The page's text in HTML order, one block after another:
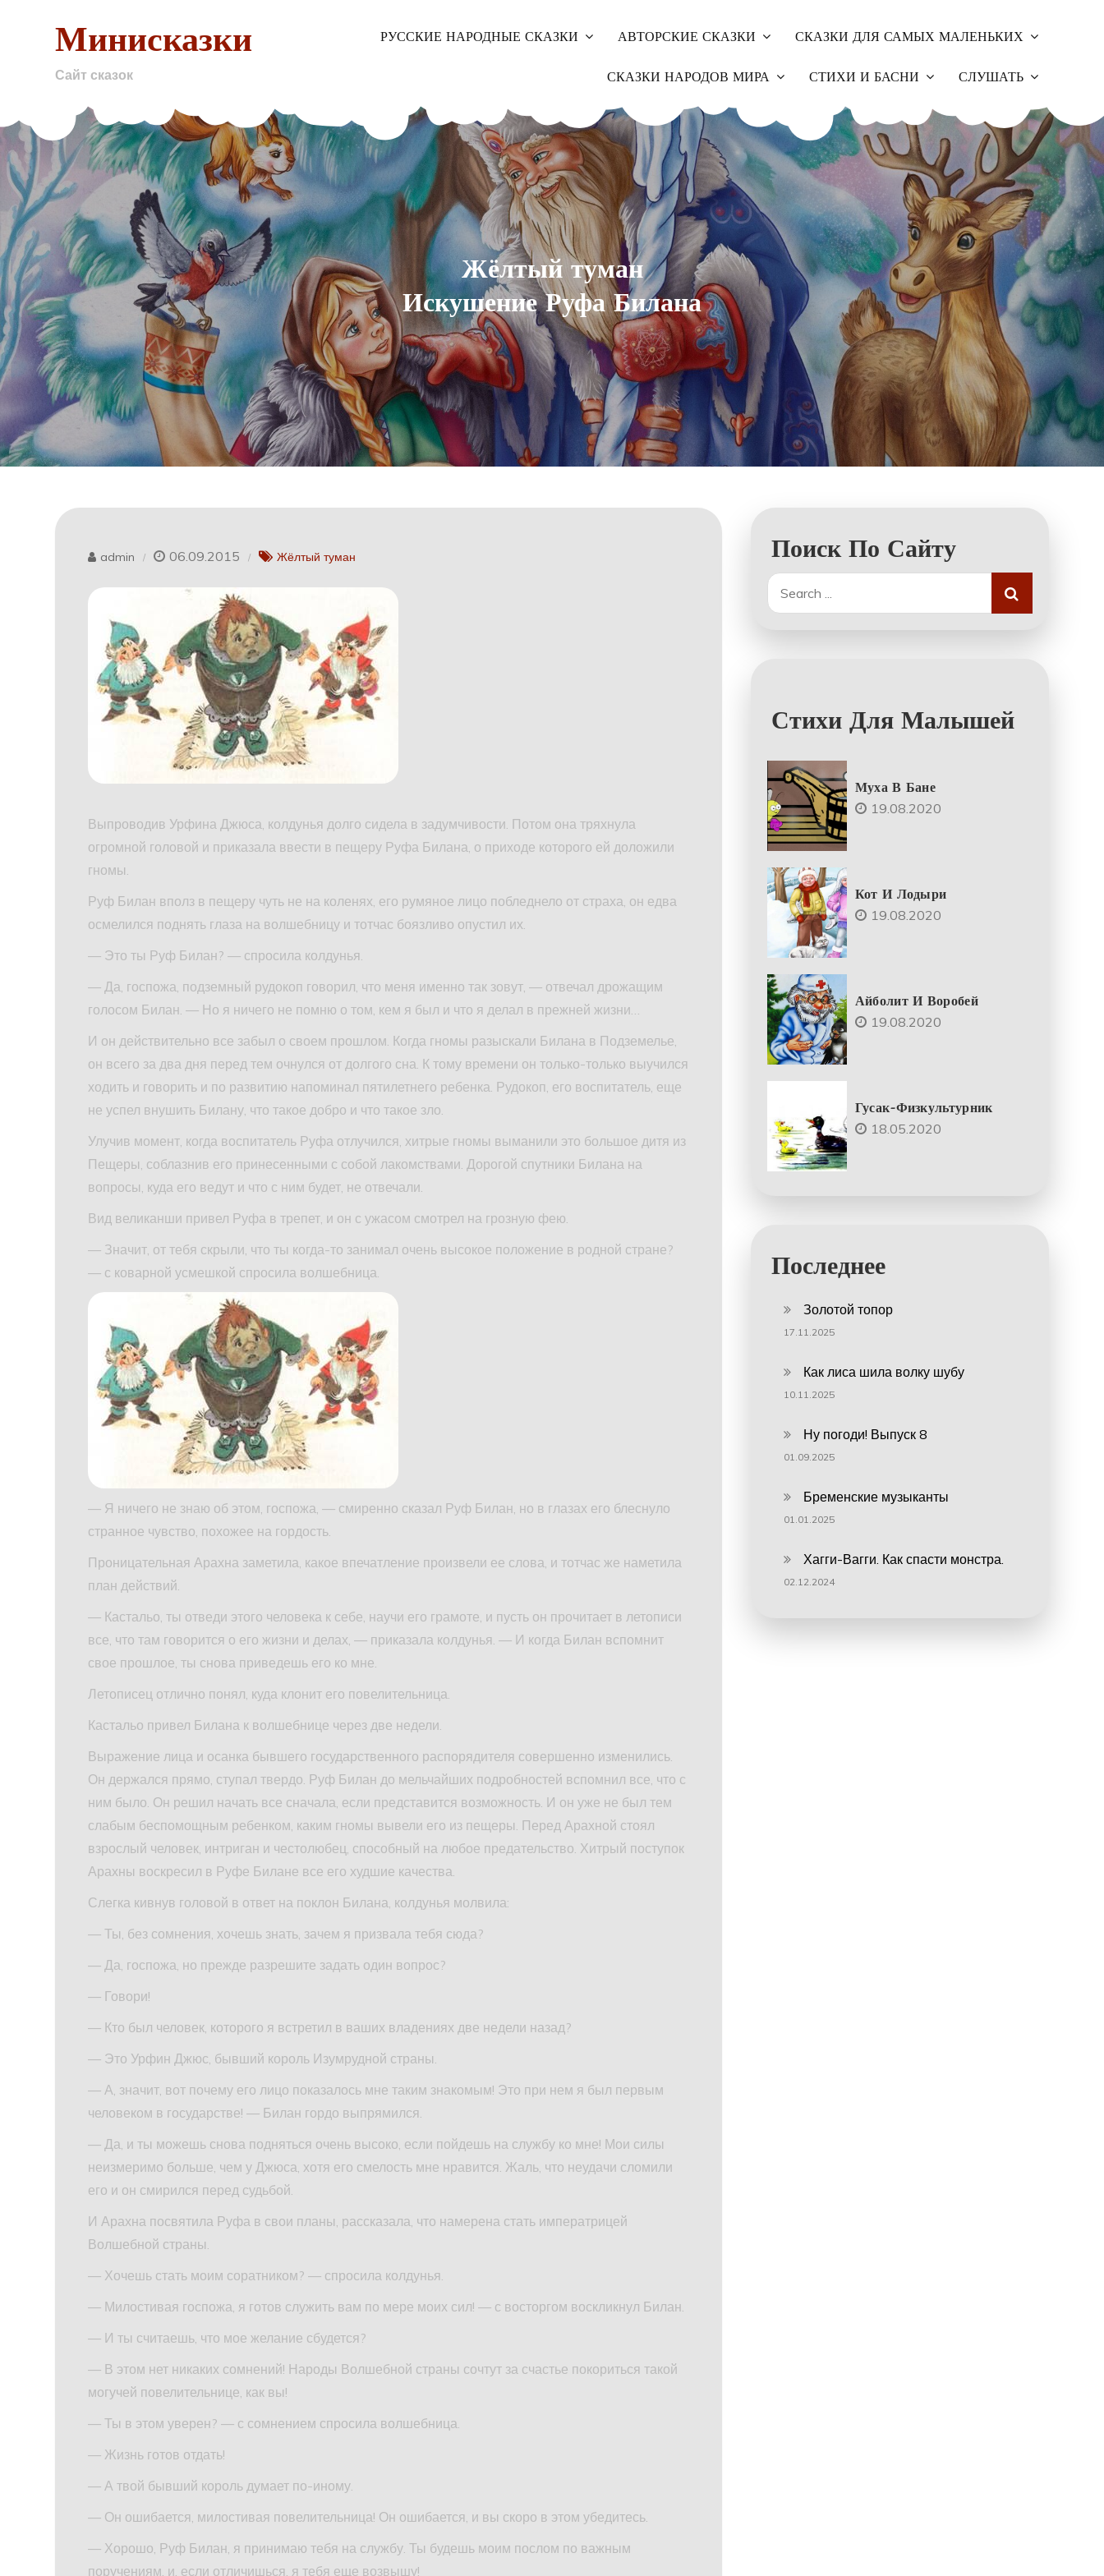
Минисказки
Сайт сказок
РУССКИЕ НАРОДНЫЕ СКАЗКИ АВТОРСКИЕ СКАЗКИ СКАЗКИ ДЛЯ САМЫХ МАЛЕНЬКИХ
СКАЗКИ НАРОДОВ МИРА СТИХИ И БАСНИ СЛУШАТЬ
Жёлтый туман
Искушение Руфа Билана
admin 06.09.2015 Жёлтый туман
Выпроводив Урфина Джюса, колдунья долго сидела в задумчивости. Потом она тряхнула
огромной головой и приказала ввести в пещеру Руфа Билана, о приходе которого ей доложили
гномы.
Руф Билан вполз в пещеру чуть не на коленях, его румяное лицо побледнело от страха, он едва
осмелился поднять глаза на волшебницу и тотчас боязливо опустил их.
— Это ты Руф Билан? — спросила колдунья.
— Да, госпожа, подземный рудокоп говорил, что меня именно так зовут, — отвечал дрожащим
голосом Билан. — Но я ничего не помню о том, кем я был и что я делал в прежней жизни…
И он действительно все забыл о своем прошлом. Когда гномы разыскали Билана в Подземелье,
он всего за два дня перед тем очнулся от долгого сна. К тому времени он только-только выучился
ходить и говорить и по развитию напоминал пятилетнего ребенка. Рудокоп, его воспитатель, еще
не успел внушить Билану, что такое добро и что такое зло.
Улучив момент, когда воспитатель Руфа отлучился, хитрые гномы выманили это большое дитя из
Пещеры, соблазнив его принесенными с собой лакомствами. Дорогой спутники Билана на
вопросы, куда его ведут и что с ним будет, не отвечали.
Вид великанши привел Руфа в трепет, и он с ужасом смотрел на грозную фею.
— Значит, от тебя скрыли, что ты когда-то занимал очень высокое положение в родной стране?
— с коварной усмешкой спросила волшебница.
— Я ничего не знаю об этом, госпожа, — смиренно сказал Руф Билан, но в глазах его блеснуло
странное чувство, похожее на гордость.
Проницательная Арахна заметила, какое впечатление произвели ее слова, и тотчас же наметила
план действий.
— Кастальо, ты отведи этого человека к себе, научи его грамоте, и пусть он прочитает в летописи
все, что там говорится о его жизни и делах, — приказала колдунья. — И когда Билан вспомнит
свое прошлое, ты снова приведешь его ко мне.
Летописец отлично понял, куда клонит его повелительница.
Кастальо привел Билана к волшебнице через две недели.
Выражение лица и осанка бывшего государственного распорядителя совершенно изменились.
Он держался прямо, ступал твердо. Руф Билан до мельчайших подробностей вспомнил все, что с
ним было. Он решил начать все сначала, если представится возможность. И он уже не был тем
слабым беспомощным ребенком, каким гномы вывели его из пещеры. Перед Арахной стоял
взрослый человек, интриган и честолюбец, способный на любое предательство. Хитрый поступок
Арахны воскресил в Руфе Билане все его худшие качества.
Слегка кивнув головой в ответ на поклон Билана, колдунья молвила:
— Ты, без сомнения, хочешь знать, зачем я призвала тебя сюда?
— Да, госпожа, но прежде разрешите задать один вопрос?
— Говори!
— Кто был человек, которого я встретил в ваших владениях две недели назад?
— Это Урфин Джюс, бывший король Изумрудной страны.
— А, значит, вот почему его лицо показалось мне таким знакомым! Это при нем я был первым
человеком в государстве! — Билан гордо выпрямился.
— Да, и ты можешь снова подняться очень высоко, если пойдешь на службу ко мне! Мои силы
неизмеримо больше, чем у Джюса, хотя его смелость мне нравится. Жаль, что неудачи сломили
его и он смирился перед судьбой.
И Арахна посвятила Руфа в свои планы, рассказала, что намерена стать императрицей
Волшебной страны.
— Хочешь стать моим соратником? — спросила колдунья.
— Милостивая госпожа, я готов служить вам по мере моих сил! — с восторгом воскликнул Билан.
— И ты считаешь, что мое желание сбудется?
— В этом нет никаких сомнений! Народы Волшебной страны сочтут за счастье покориться такой
могучей повелительнице, как вы!
— Ты в этом уверен? — с сомнением спросила волшебница.
— Жизнь готов отдать!
— А твой бывший король думает по-иному.
— Он ошибается, милостивая повелительница! Он ошибается, и вы скоро в этом убедитесь.
— Хорошо, Руф Билан, я принимаю тебя на службу. Ты будешь моим послом по важным
поручениям, и, если отличишься, я тебя еще возвышу!
Поиск По Сайту
Search
for:
Стихи Для Малышей
Муха В Бане
19.08.2020
Кот И Лодыри
19.08.2020
Айболит И Воробей
19.08.2020
Гусак-Физкультурник
18.05.2020
Последнее
Золотой топор
17.11.2025
Как лиса шила волку шубу
10.11.2025
Ну погоди! Выпуск 8
01.09.2025
Бременские музыканты
01.01.2025
Хагги-Вагги. Как спасти монстра.
02.12.2024